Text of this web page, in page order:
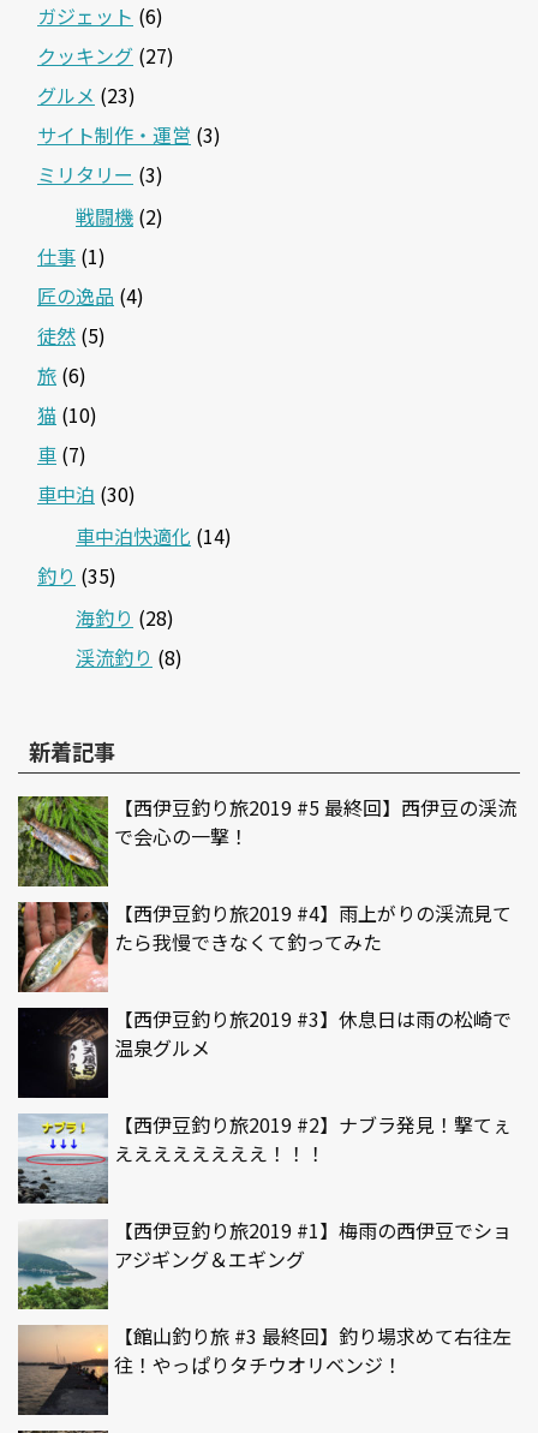
ガジェット (6)
クッキング (27)
グルメ (23)
サイト制作・運営 (3)
ミリタリー (3)
戦闘機 (2)
仕事 (1)
匠の逸品 (4)
徒然 (5)
旅 (6)
猫 (10)
車 (7)
車中泊 (30)
車中泊快適化 (14)
釣り (35)
海釣り (28)
渓流釣り (8)
新着記事
【西伊豆釣り旅2019 #5 最終回】西伊豆の渓流
で会心の一撃！
【西伊豆釣り旅2019 #4】雨上がりの渓流見て
たら我慢できなくて釣ってみた
【西伊豆釣り旅2019 #3】休息日は雨の松崎で
温泉グルメ
【西伊豆釣り旅2019 #2】ナブラ発見！撃てぇ
ええええええええ！！！
【西伊豆釣り旅2019 #1】梅雨の西伊豆でショ
アジギング＆エギング
【館山釣り旅 #3 最終回】釣り場求めて右往左
往！やっぱりタチウオリベンジ！